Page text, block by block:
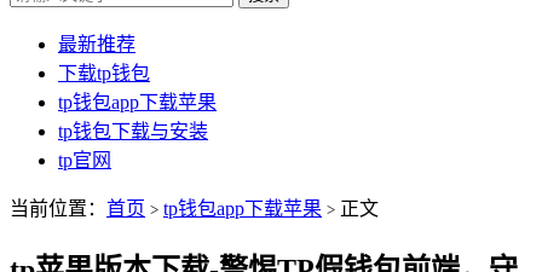
最新推荐
下载tp钱包
tp钱包app下载苹果
tp钱包下载与安装
tp官网
当前位置： 首页 > tp钱包app下载苹果 > 正文